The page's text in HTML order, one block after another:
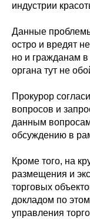
индустрии
Данные проблемы
остро и вредят
но и гражданам в
органа тут не
Прокурор
вопросов и
данным
обсуждению в
Кроме того, на
размещения и
торговых
докладом по
управления